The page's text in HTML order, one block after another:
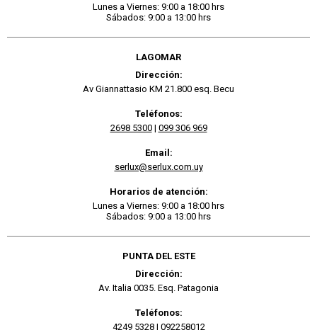
Lunes a Viernes: 9:00 a 18:00 hrs
Sábados: 9:00 a 13:00 hrs
LAGOMAR
Dirección:
Av Giannattasio KM 21.800 esq. Becu
Teléfonos:
2698 5300| 099 306 969
Email:
serlux@serlux.com.uy
Horarios de atención:
Lunes a Viernes: 9:00 a 18:00 hrs
Sábados: 9:00 a 13:00 hrs
PUNTA DEL ESTE
Dirección:
Av. Italia 0035. Esq. Patagonia
Teléfonos:
4249 5328| 092258012